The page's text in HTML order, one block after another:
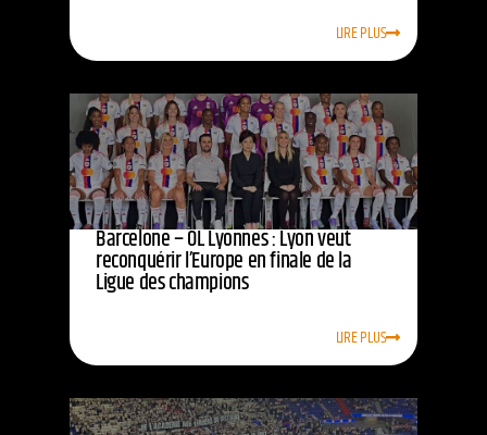
LIRE PLUS
Barcelone – OL Lyonnes : Lyon veut
reconquérir l’Europe en finale de la
Ligue des champions
LIRE PLUS